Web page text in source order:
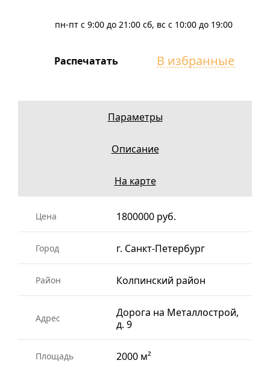
пн-пт с 9:00 до 21:00сб, вс с 10:00 до 19:00
Распечатать В избранные
Параметры
Описание
На карте
Цена 1800000 руб.
Город г. Санкт-Петербург
Район Колпинский район
Адрес
Дорога на Металлострой,
д. 9
Площадь 2000 м²